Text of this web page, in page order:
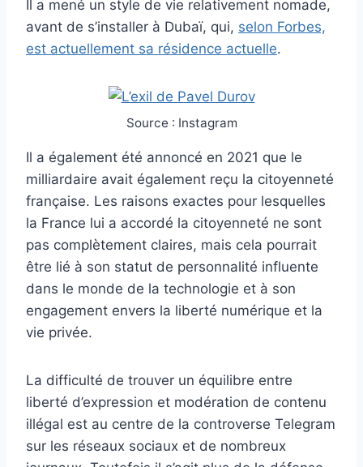
Il a mené un style de vie relativement nomade,
avant de s’installer à Dubaï, qui, selon Forbes,
est actuellement sa résidence actuelle.
Source : Instagram
Il a également été annoncé en 2021 que le
milliardaire avait également reçu la citoyenneté
française. Les raisons exactes pour lesquelles
la France lui a accordé la citoyenneté ne sont
pas complètement claires, mais cela pourrait
être lié à son statut de personnalité influente
dans le monde de la technologie et à son
engagement envers la liberté numérique et la
vie privée.
La difficulté de trouver un équilibre entre
liberté d’expression et modération de contenu
illégal est au centre de la controverse Telegram
sur les réseaux sociaux et de nombreux